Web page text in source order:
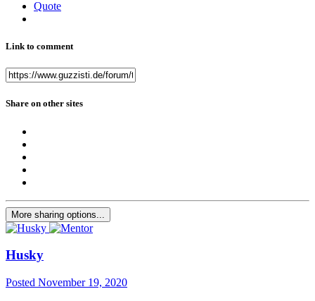
Quote
Link to comment
Share on other sites
More sharing options...
Husky
Posted November 19, 2020